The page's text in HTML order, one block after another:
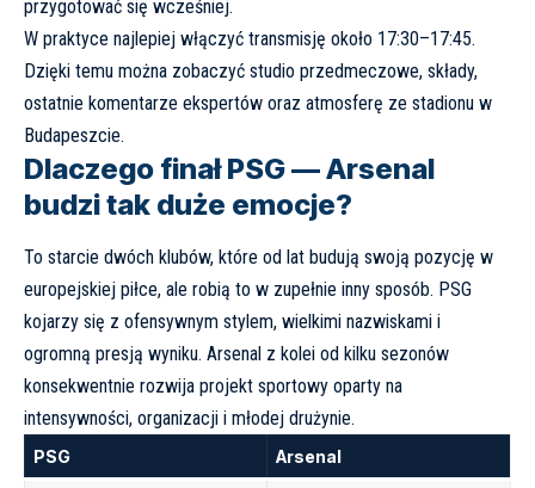
przygotować się wcześniej.
W praktyce najlepiej włączyć transmisję około 17:30–17:45.
Dzięki temu można zobaczyć studio przedmeczowe, składy,
ostatnie komentarze ekspertów oraz atmosferę ze stadionu w
Budapeszcie.
Dlaczego finał PSG — Arsenal
budzi tak duże emocje?
To starcie dwóch klubów, które od lat budują swoją pozycję w
europejskiej piłce, ale robią to w zupełnie inny sposób. PSG
kojarzy się z ofensywnym stylem, wielkimi nazwiskami i
ogromną presją wyniku. Arsenal z kolei od kilku sezonów
konsekwentnie rozwija projekt sportowy oparty na
intensywności, organizacji i młodej drużynie.
PSG Arsenal